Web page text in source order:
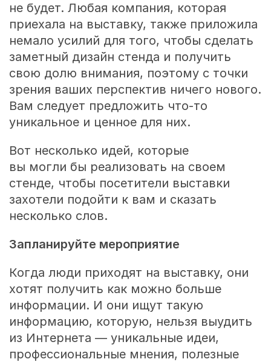
не будет. Любая компания, которая
приехала на выставку, также приложила
немало усилий для того, чтобы сделать
заметный дизайн стенда и получить
свою долю внимания, поэтому с точки
зрения ваших перспектив ничего нового.
Вам следует предложить что-то
уникальное и ценное для них.
Вот несколько идей, которые
вы могли бы реализовать на своем
стенде, чтобы посетители выставки
захотели подойти к вам и сказать
несколько слов.
Запланируйте мероприятие
Когда люди приходят на выставку, они
хотят получить как можно больше
информации. И они ищут такую
информацию, которую, нельзя выудить
из Интернета — уникальные идеи,
профессиональные мнения, полезные